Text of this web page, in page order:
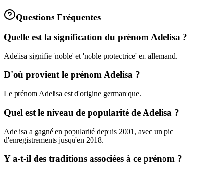
Questions Fréquentes
Quelle est la signification du prénom Adelisa ?
Adelisa signifie 'noble' et 'noble protectrice' en allemand.
D'où provient le prénom Adelisa ?
Le prénom Adelisa est d'origine germanique.
Quel est le niveau de popularité de Adelisa ?
Adelisa a gagné en popularité depuis 2001, avec un pic
d'enregistrements jusqu'en 2018.
Y a-t-il des traditions associées à ce prénom ?